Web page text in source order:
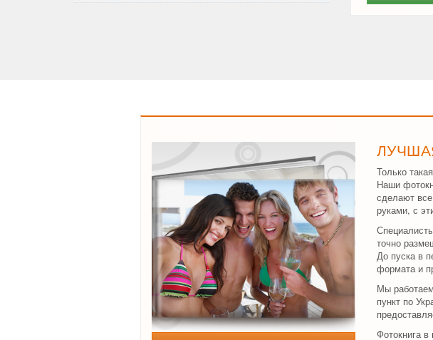
Только
Наши
сделают
руками, с
точно
До пуска в
формата и
Мы
пункт по
Фотокнига